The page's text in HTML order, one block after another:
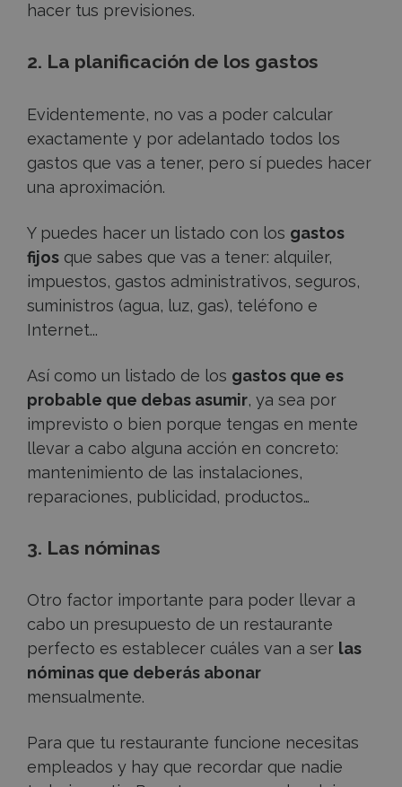
hacer tus previsiones.
2. La planificación de los gastos
Evidentemente, no vas a poder calcular
exactamente y por adelantado todos los
gastos que vas a tener, pero sí puedes hacer
una aproximación.
Y puedes hacer un listado con los gastos
fijos que sabes que vas a tener: alquiler,
impuestos, gastos administrativos, seguros,
suministros (agua, luz, gas), teléfono e
Internet...
Así como un listado de los gastos que es
probable que debas asumir, ya sea por
imprevisto o bien porque tengas en mente
llevar a cabo alguna acción en concreto:
mantenimiento de las instalaciones,
reparaciones, publicidad, productos…
3. Las nóminas
Otro factor importante para poder llevar a
cabo un presupuesto de un restaurante
perfecto es establecer cuáles van a ser las
nóminas que deberás abonar
mensualmente.
Para que tu restaurante funcione necesitas
empleados y hay que recordar que nadie